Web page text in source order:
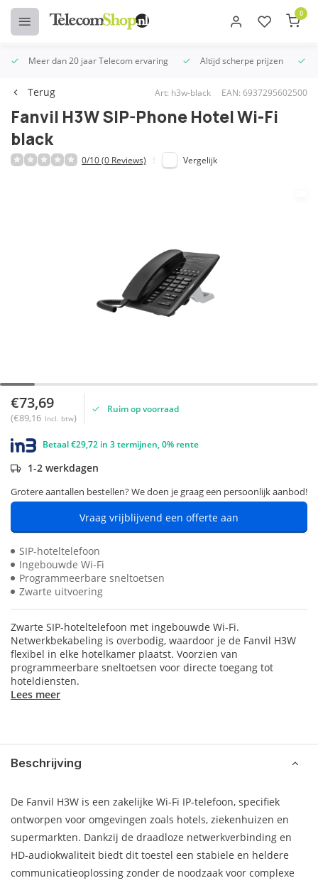
0
Meer dan 20 jaar Telecom ervaring Altijd scherpe prijzen
Terug Art: h3w-black EAN: 6937295602500
Fanvil H3W SIP-Phone Hotel Wi-Fi
black
0/10 (0 Reviews) Vergelijk
€73,69
(€89,16 Incl. btw)
Ruim op voorraad
Betaal €29,72 in 3 termijnen, 0% rente
1-2 werkdagen
Grotere aantallen bestellen? We doen je graag een persoonlijk aanbod!
Vraag vrijblijvend een offerte aan
SIP-hoteltelefoon
Ingebouwde Wi-Fi
Programmeerbare sneltoetsen
Zwarte uitvoering
Zwarte SIP-hoteltelefoon met ingebouwde Wi-Fi.
Netwerkbekabeling is overbodig, waardoor je de Fanvil H3W
flexibel in elke hotelkamer plaatst. Voorzien van
programmeerbare sneltoetsen voor directe toegang tot
hoteldiensten.
Lees meer
Beschrijving
De Fanvil H3W is een zakelijke Wi-Fi IP-telefoon, specifiek
ontworpen voor omgevingen zoals hotels, ziekenhuizen en
supermarkten. Dankzij de draadloze netwerkverbinding en
HD-audiokwaliteit biedt dit toestel een stabiele en heldere
communicatieoplossing zonder de noodzaak voor complexe